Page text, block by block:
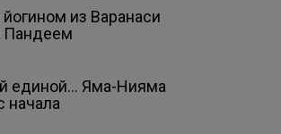
из Варанаси
Пандеем
единой… Яма-Нияма
начала